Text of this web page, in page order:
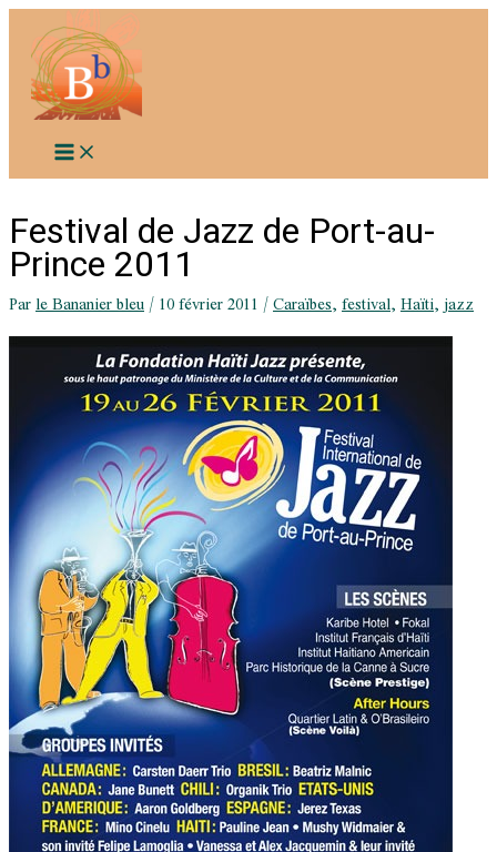
contenu
Festival de Jazz de Port-au-
Prince 2011
Parle Bananier bleu/10 février 2011/Caraïbes,festival,Haïti,jazz